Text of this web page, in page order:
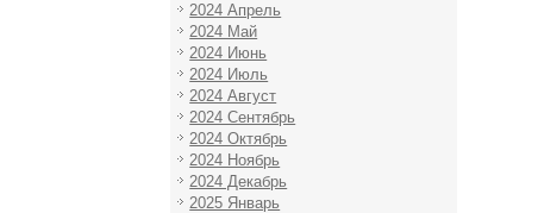
2024 Апрель
2024 Май
2024 Июнь
2024 Июль
2024 Август
2024 Сентябрь
2024 Октябрь
2024 Ноябрь
2024 Декабрь
2025 Январь